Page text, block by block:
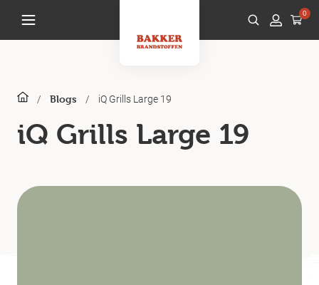
0
/ Blogs / iQ Grills Large 19
iQ Grills Large 19